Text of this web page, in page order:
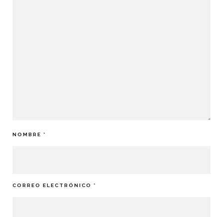
NOMBRE *
CORREO ELECTRÓNICO *